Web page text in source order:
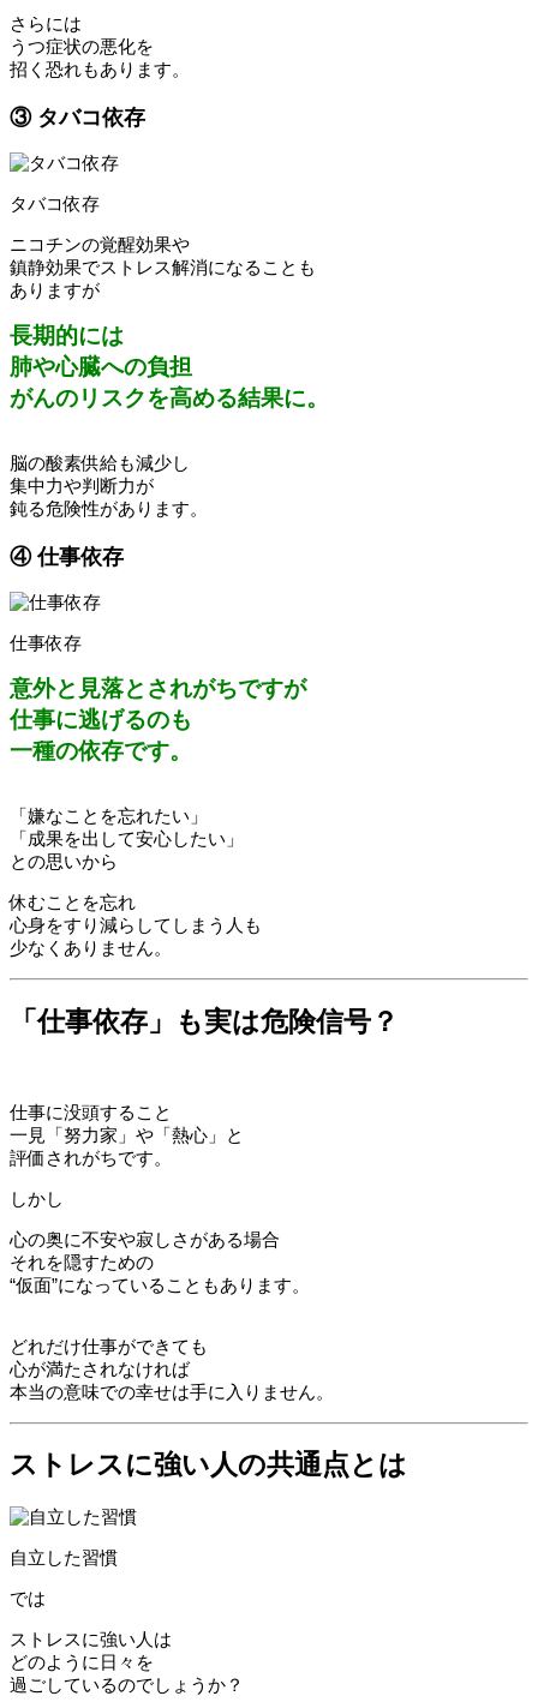
さらには
うつ症状の悪化を
招く恐れもあります。
③ タバコ依存
タバコ依存
ニコチンの覚醒効果や
鎮静効果でストレス解消になることも
ありますが
長期的には
肺や心臓への負担
がんのリスクを高める結果に。
脳の酸素供給も減少し
集中力や判断力が
鈍る危険性があります。
④ 仕事依存
仕事依存
意外と見落とされがちですが
仕事に逃げるのも
一種の依存です。
「嫌なことを忘れたい」
「成果を出して安心したい」
との思いから
休むことを忘れ
心身をすり減らしてしまう人も
少なくありません。
「仕事依存」も実は危険信号？
仕事に没頭すること
一見「努力家」や「熱心」と
評価されがちです。
しかし
心の奥に不安や寂しさがある場合
それを隠すための
“仮面”になっていることもあります。
どれだけ仕事ができても
心が満たされなければ
本当の意味での幸せは手に入りません。
ストレスに強い人の共通点とは
自立した習慣
では
ストレスに強い人は
どのように日々を
過ごしているのでしょうか？